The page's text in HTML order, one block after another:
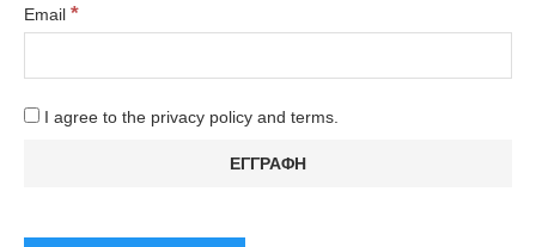
Email *
I agree to the privacy policy and terms.